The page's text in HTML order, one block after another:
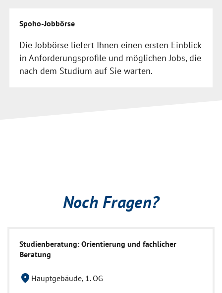
Spoho-Jobbörse
Die Jobbörse liefert Ihnen einen ersten Einblick
in Anforderungsprofile und möglichen Jobs, die
nach dem Studium auf Sie warten.
Noch Fragen?
Studienberatung: Orientierung und fachlicher
Beratung
location_on Hauptgebäude, 1. OG